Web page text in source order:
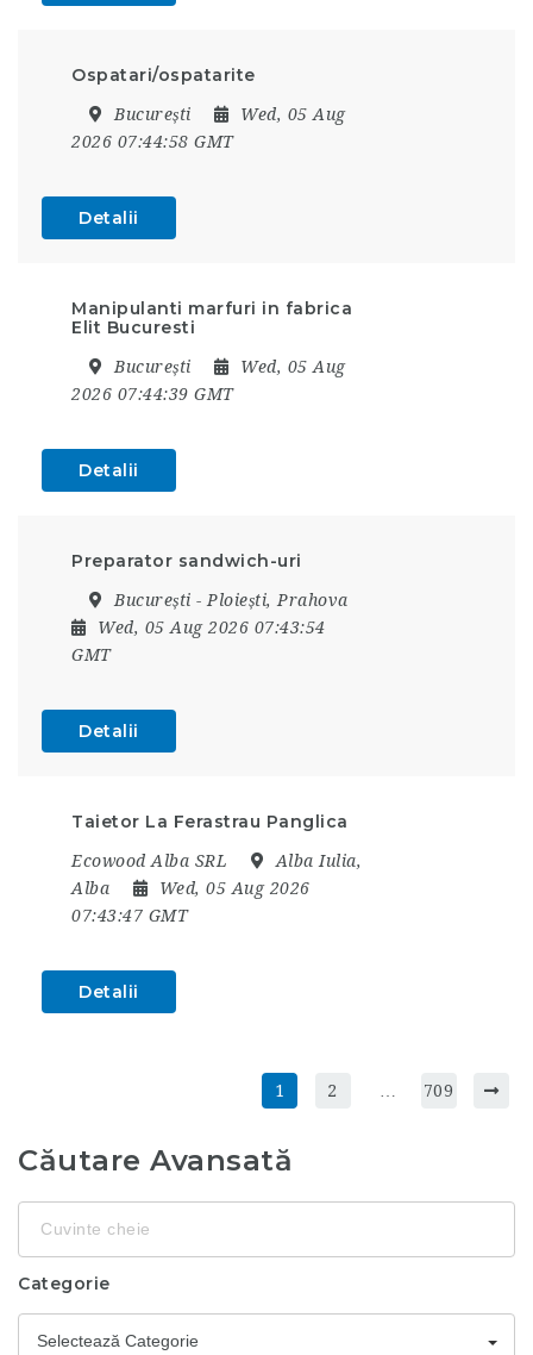
Ospatari/ospatarite
București
Wed, 05 Aug
2026 07:44:58 GMT
Detalii
Manipulanti marfuri in fabrica
Elit Bucuresti
București
Wed, 05 Aug
2026 07:44:39 GMT
Detalii
Preparator sandwich-uri
București - Ploiești, Prahova
Wed, 05 Aug 2026 07:43:54
GMT
Detalii
Taietor La Ferastrau Panglica
Ecowood Alba SRL
Alba Iulia,
Alba
Wed, 05 Aug 2026
07:43:47 GMT
Detalii
1 2 709
Căutare Avansată
cheie
Categorie
Selectează Categorie